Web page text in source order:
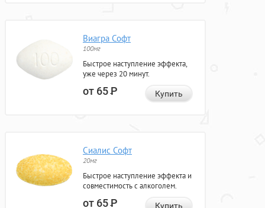
Виагра Софт
100мг
Быстрое наступление эффекта,
уже через 20 минут.
от 65Р Купить
Сиалис Софт
20мг
Быстрое наступление эффекта и
совместимость с алкоголем.
от 65Р Купить